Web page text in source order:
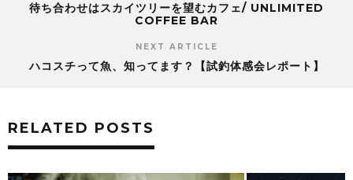
待ち合わせはスカイツリーを望むカフェ/ UNLIMITED
COFFEE BAR
NEXT ARTICLE
ハコスチって魚、知ってます？【試釣体感会レポート】
RELATED POSTS